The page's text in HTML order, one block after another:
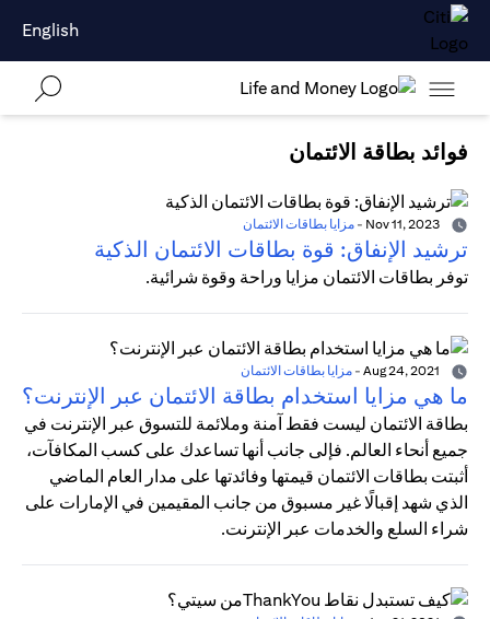
English
فوائد بطاقة الائتمان
- مزايا بطاقات الائتمان
ترشيد الإنفاق: قوة بطاقات الائتمان الذكية
توفر بطاقات الائتمان مزايا وراحة وقوة شرائية.
- مزايا بطاقات الائتمان
ما هي مزايا استخدام بطاقة الائتمان عبر الإنترنت؟
بطاقة الائتمان ليست فقط آمنة وملائمة للتسوق عبر الإنترنت في
جميع أنحاء العالم. فإلى جانب أنها تساعدك على كسب المكافآت،
أثبتت بطاقات الائتمان قيمتها وفائدتها على مدار العام الماضي
الذي شهد إقبالًا غير مسبوق من جانب المقيمين في الإمارات على
شراء السلع والخدمات عبر الإنترنت.